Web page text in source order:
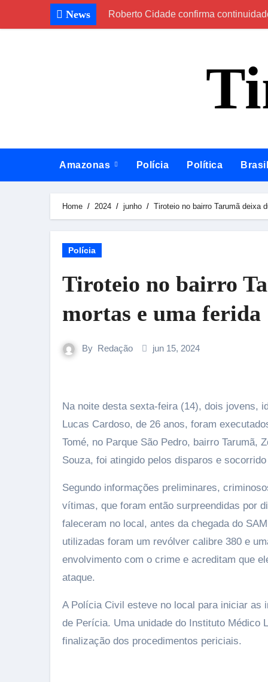
News Roberto Cidade confirma
Amazonas Polícia Política Brasil
Home 2024 junho Tiroteio no bairro Tarumã deixa
Polícia
Tiroteio no bairro
mortas e uma ferida
By Redação jun 15, 2024
Na noite desta sexta-feira (14), dois jovens, identificados como Pedro Luiz Barros da Silva, de 22 anos, e
Lucas Cardoso, de 26 anos, foram
Tomé, no Parque São Pedro, bairro Tarumã,
Souza, foi atingido pelos disparos e
Segundo informações preliminares,
vítimas, que foram então surpreendidas por
faleceram no local, antes da chegada do
utilizadas foram um revólver calibre 380 e
envolvimento com o crime e acreditam que
ataque.
A Polícia Civil esteve no local para iniciar as
de Perícia. Uma unidade do Instituto Médico
finalização dos procedimentos periciais.